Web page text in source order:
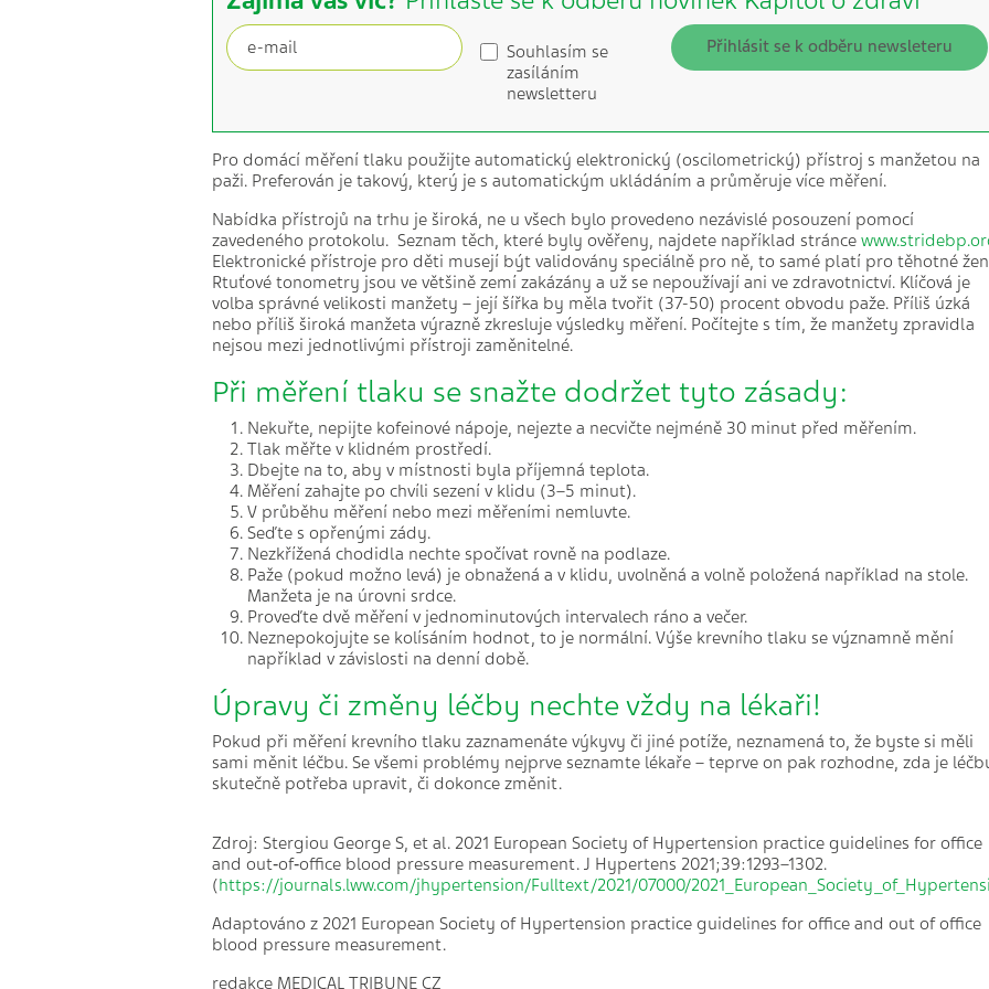
Souhlasím se
zasíláním
newsletteru
Přihlásit se k odběru newsleteru
Pro domácí měření tlaku použijte automatický elektronický (oscilometrický) přístroj s manžetou na
paži. Preferován je takový, který je s automatickým ukládáním a průměruje více měření.
Nabídka přístrojů na trhu je široká, ne u všech bylo provedeno nezávislé posouzení pomocí
zavedeného protokolu. Seznam těch, které byly ověřeny, najdete například stránce
Elektronické přístroje pro děti musejí být validovány speciálně pro ně, to samé platí pro těhotné
Rtuťové tonometry jsou ve většině zemí zakázány a už se nepoužívají ani ve zdravotnictví. Klíčová je
volba správné velikosti manžety – její šířka by měla tvořit (37-50) procent obvodu paže. Příliš úzká
nebo příliš široká manžeta výrazně zkresluje výsledky měření. Počítejte s tím, že manžety zpravidla
nejsou mezi jednotlivými přístroji zaměnitelné.
Při měření tlaku se snažte dodržet tyto zásady:
Nekuřte, nepijte kofeinové nápoje, nejezte a necvičte nejméně 30 minut před měřením.
Tlak měřte v klidném prostředí.
Dbejte na to, aby v místnosti byla příjemná teplota.
Měření zahajte po chvíli sezení v klidu (3–5 minut).
V průběhu měření nebo mezi měřeními nemluvte.
Seďte s opřenými zády.
Nezkřížená chodidla nechte spočívat rovně na podlaze.
Paže (pokud možno levá) je obnažená a v klidu, uvolněná a volně položená například na stole.
Manžeta je na úrovni srdce.
Proveďte dvě měření v jednominutových intervalech ráno a večer.
Neznepokojujte se kolísáním hodnot, to je normální. Výše krevního tlaku se významně mění
například v závislosti na denní době.
Úpravy či změny léčby nechte vždy na lékaři!
Pokud při měření krevního tlaku zaznamenáte výkyvy či jiné potíže, neznamená to, že byste si měli
sami měnit léčbu. Se všemi problémy nejprve seznamte lékaře – teprve on pak rozhodne, zda je
skutečně potřeba upravit, či dokonce změnit.
Zdroj: Stergiou George S, et al. 2021 European Society of Hypertension practice guidelines for office
and out‑of‑office blood pressure measurement. J Hypertens 2021;39:1293–1302.
(https://journals.lww.com/jhypertension/Fulltext/2021/07000/
Adaptováno z 2021 European Society of Hypertension practice guidelines for office and out of office
blood pressure measurement.
redakce MEDICAL TRIBUNE CZ